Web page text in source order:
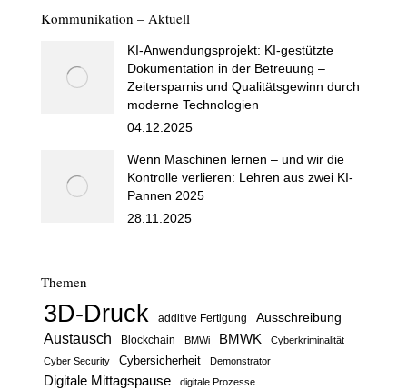
Kommunikation – Aktuell
KI-Anwendungsprojekt: KI-gestützte
Dokumentation in der Betreuung –
Zeitersparnis und Qualitätsgewinn durch
moderne Technologien
04.12.2025
Wenn Maschinen lernen – und wir die
Kontrolle verlieren: Lehren aus zwei KI-
Pannen 2025
28.11.2025
Themen
3D-Druck additive Fertigung Ausschreibung
Austausch Blockchain BMWi BMWK
Cyberkriminalität
Cyber Security
Cybersicherheit Demonstrator
Digitale Mittagspause digitale Prozesse